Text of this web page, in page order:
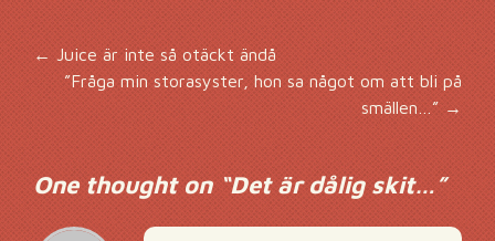
Inläggsnavigering
←Juice är inte så otäckt ändå
”Fråga min storasyster, hon sa något om att bli på
smällen…”→
One thought on “Det är dålig skit…”